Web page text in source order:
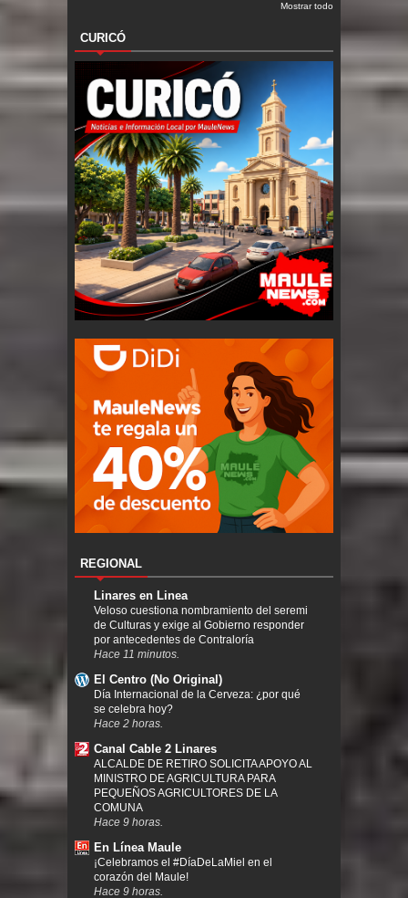
Mostrar todo
CURICÓ
REGIONAL
Linares en Linea
Veloso cuestiona nombramiento del seremi
de Culturas y exige al Gobierno responder
por antecedentes de Contraloría
Hace 11 minutos.
El Centro (No Original)
Día Internacional de la Cerveza: ¿por qué
se celebra hoy?
Hace 2 horas.
Canal Cable 2 Linares
ALCALDE DE RETIRO SOLICITA APOYO AL
MINISTRO DE AGRICULTURA PARA
PEQUEÑOS AGRICULTORES DE LA
COMUNA
Hace 9 horas.
En Línea Maule
¡Celebramos el #DíaDeLaMiel en el
corazón del Maule!
Hace 9 horas.